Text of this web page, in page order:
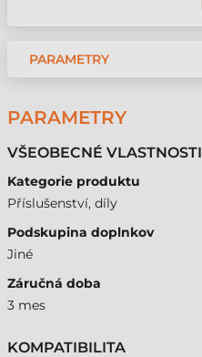
PARAMETRY
PARAMETRY
VŠEOBECNÉ VLASTNOSTI
Kategorie produktu
Příslušenství, díly
Podskupina doplnkov
Jiné
Záručná doba
3 mes
KOMPATIBILITA